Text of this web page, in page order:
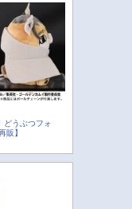
どうぶつフォ
販】